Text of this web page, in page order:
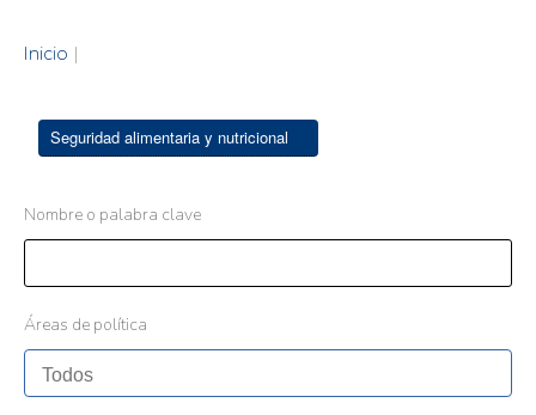
Inicio |
Seguridad alimentaria y nutricional
Nombre o palabra clave
Áreas de política